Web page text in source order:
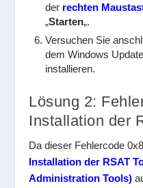
der rechten
„Starten„.
Versuchen Sie
dem Windows
installieren.
Lösung 2:
Installation der
Da dieser Fehlercode
Installation der RSAT
Administration Tools)